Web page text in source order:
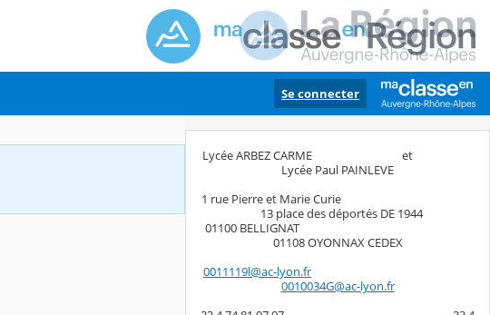
Se connecter
Lycée ARBEZ CARME et
Lycée Paul PAINLEVE
1 rue Pierre et Marie Curie
13 place des déportés DE 1944
01100 BELLIGNAT
01108 OYONNAX CEDEX
0011119l@ac-lyon.fr
0010034G@ac-lyon.fr